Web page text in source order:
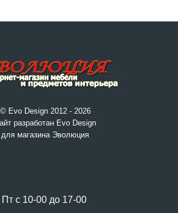
© Evo Design 2012 - 2026
разработан Evo Design
для магазина Эволюция
с 10-00 до 17-00